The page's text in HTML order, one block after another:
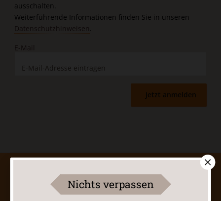
ausschalten.
Weiterführende Informationen finden Sie in unseren
Datenschutzhinweisen.
E-Mail
Jetzt anmelden
AGB und Widerrufsbelehrung
Datenschutz
Barrierefreiheit
Impressum
Nichts verpassen